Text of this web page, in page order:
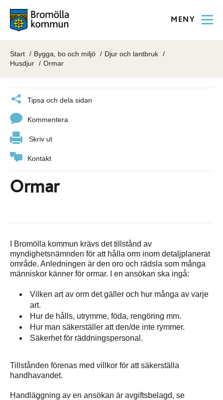
MENY
Start Bygga, bo och miljö
Djur och lantbruk
Husdjur
Ormar
Tipsa och dela sidan
Kommentera
Skriv ut
Kontakt
Ormar
I Bromölla kommun krävs det tillstånd av
myndighetsnämnden för att hålla orm inom detaljplanerat
område. Anledningen är den oro och rädsla som många
människor känner för ormar. I en ansökan ska ingå:
Vilken art av orm det gäller och hur många av varje
art.
Hur de hålls, utrymme, föda, rengöring mm.
Hur man säkerställer att den/de inte rymmer.
Säkerhet för räddningspersonal.
Tillstånden förenas med villkor för att säkerställa
handhavandet.
Handläggning av en ansökan är avgiftsbelagd, se